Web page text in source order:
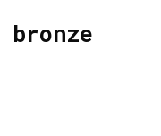
bronze